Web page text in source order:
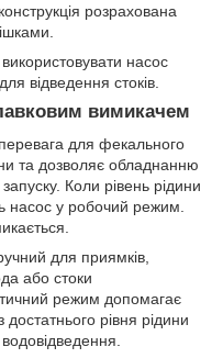
розрахована
насос
відведення стоків.
вимикачем
для фекального
та дозволяє обладнанню
Коли рівень рідини
насос у робочий режим.
для приямків,
або стоки
режим допомагає
рівня рідини